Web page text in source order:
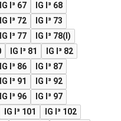
IG I³ 67
IG I³ 68
IG I³ 72
IG I³ 73
IG I³ 77
IG I³ 78(I)
IG I³ 81
IG I³ 82
IG I³ 86
IG I³ 87
IG I³ 91
IG I³ 92
IG I³ 96
IG I³ 97
IG I³ 101
IG I³ 102